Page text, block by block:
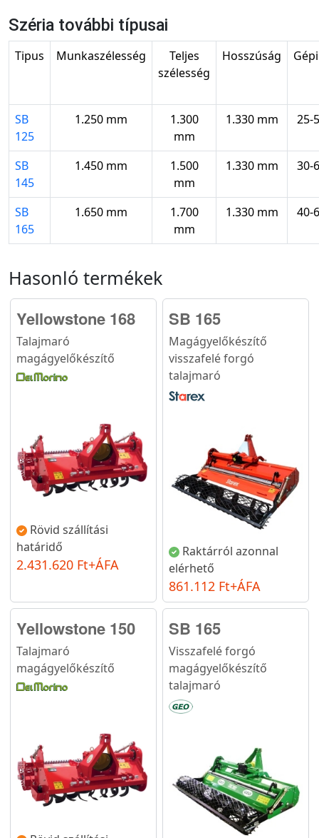
Széria további típusai
Tipus Munkaszélesség
Teljes
szélesség
Hosszúság
SB
125
1.250 mm
1.300
mm
1.330 mm 25-
SB
145
1.450 mm
1.500
mm
1.330 mm 30-
SB
165
1.650 mm
1.700
mm
1.330 mm 40-
Hasonló termékek
Yellowstone 168
Talajmaró
magágyelőkészítő
Rövid szállítási
határidő
2.431.620 Ft+ÁFA
SB 165
Magágyelőkészítő
visszafelé forgó
talajmaró
Raktárról azonnal
elérhető
861.112 Ft+ÁFA
Yellowstone 150
Talajmaró
magágyelőkészítő
SB 165
Visszafelé forgó
magágyelőkészítő
talajmaró